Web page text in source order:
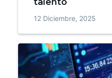
12 Diciembre, 2025